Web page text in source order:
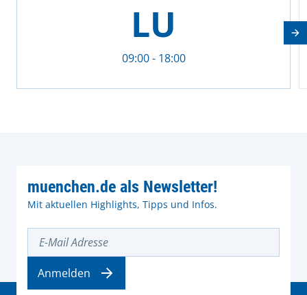
LU
09:00 - 18:00
muenchen.de als Newsletter!
Mit aktuellen Highlights, Tipps und Infos.
Anmelden